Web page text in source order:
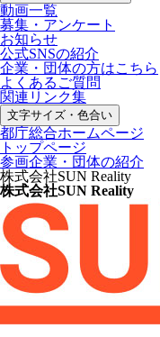
動画一覧
募集・ アンケート
お知らせ
公式SNSの紹介
企業・団体の方はこちら
よくあるご質問
関連リンク集
文字サイズ・色合い
都庁総合ホームページ
トップページ
参画企業・団体の紹介
株式会社SUN Reality
株式会社SUN Reality